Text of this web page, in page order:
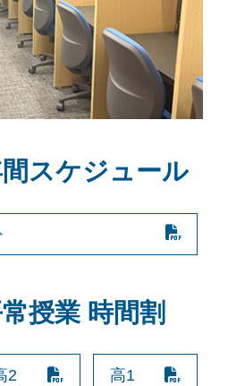
スケジュール
授業 時間割
2 高1